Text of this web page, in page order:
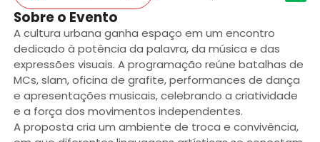
Sobre o Evento
A cultura urbana ganha espaço em um encontro
dedicado à potência da palavra, da música e das
expressões visuais. A programação reúne batalhas de
MCs, slam, oficina de grafite, performances de dança
e apresentações musicais, celebrando a criatividade
e a força dos movimentos independentes.
A proposta cria um ambiente de troca e convivência,